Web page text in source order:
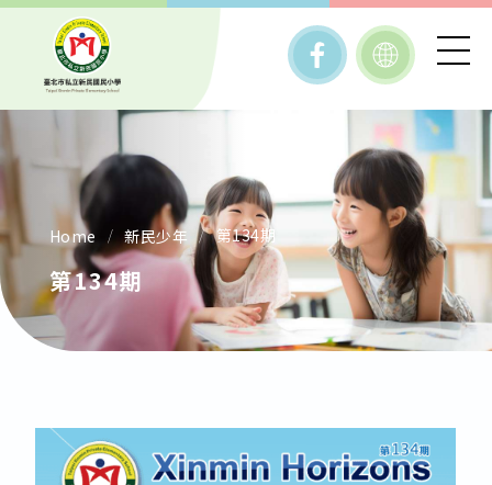
Home 新民少年 第134期
第134期